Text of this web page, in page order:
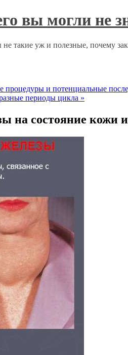
вы могли не
такие уж и полезные, почему
процедуры и потенциальные
периоды цикла »
на состояние кожи